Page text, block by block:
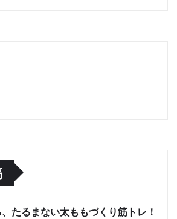
たるまない太ももづくり筋トレ！